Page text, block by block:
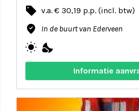
local_offer v.a. € 30,19 p.p. (incl. btw)
where_to_vote In de buurt van Ederveen
wb_sunny nights_stay
Informatie